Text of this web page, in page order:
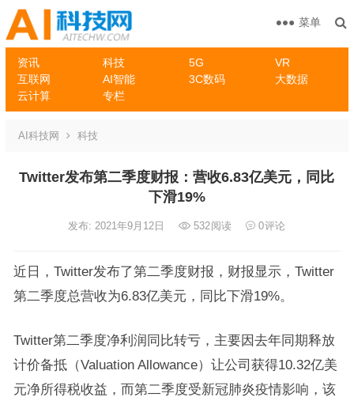
资讯 科技 5G
VR
互联网
AI智能 3C数码
大数据
云计算
专栏
菜单
AI科技网 科技
Twitter发布第二季度财报：营收6.83亿美元，同比
下滑19%
发布: 2021年9月12日 532阅读 0评论
近日，Twitter发布了第二季度财报，财报显示，Twitter
第二季度总营收为6.83亿美元，同比下滑19%。
Twitter第二季度净利润同比转亏，主要因去年同期释放
计价备抵（Valuation Allowance）让公司获得10.32亿美
元净所得税收益，而第二季度受新冠肺炎疫情影响，该